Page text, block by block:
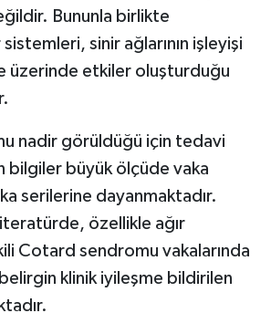
Bununla birlikte
sinir ağlarının işleyişi
üzerinde etkiler oluşturduğu
nadir görüldüğü için tedavi
bilgiler büyük ölçüde vaka
serilerine dayanmaktadır.
özellikle ağır
Cotard sendromu vakalarında
belirgin klinik iyileşme bildirilen